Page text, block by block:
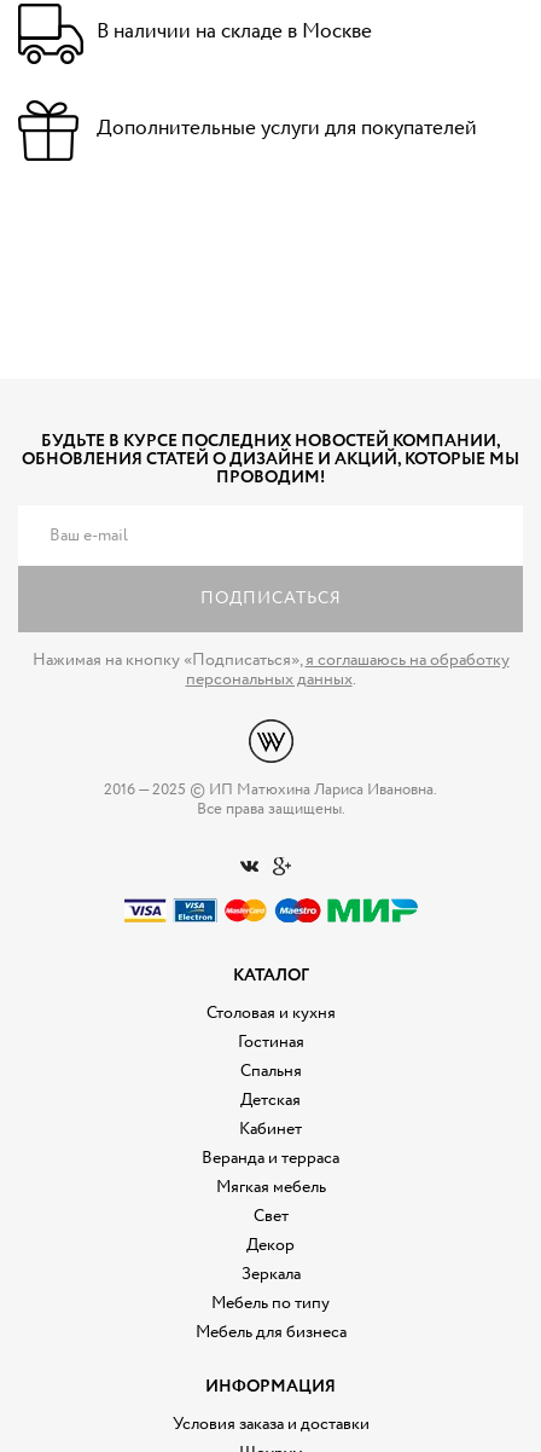
В наличии на складе в Москве
Дополнительные услуги для покупателей
БУДЬТЕ В КУРСЕ ПОСЛЕДНИХ НОВОСТЕЙ КОМПАНИИ,
ОБНОВЛЕНИЯ СТАТЕЙ О ДИЗАЙНЕ И АКЦИЙ, КОТОРЫЕ МЫ
ПРОВОДИМ!
ПОДПИСАТЬСЯ
Нажимая на кнопку «Подписаться»,я соглашаюсь на обработку
персональных данных.
2016 — 2025 © ИП Матюхина Лариса Ивановна.
Все права защищены.
КАТАЛОГ
Столовая и кухня
Гостиная
Спальня
Детская
Кабинет
Веранда и терраса
Мягкая мебель
Свет
Декор
Зеркала
Мебель по типу
Мебель для бизнеса
ИНФОРМАЦИЯ
Условия заказа и доставки